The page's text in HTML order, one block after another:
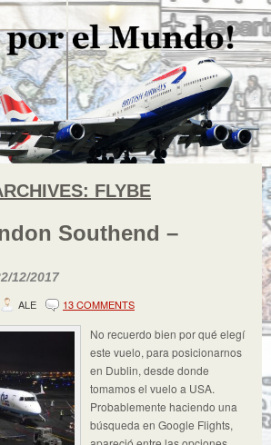
FLYBE
Southend –
12/2017
ALE 13 COMMENTS
No recuerdo bien por qué elegí
este vuelo, para posicionarnos
en Dublin, desde donde
tomamos el vuelo a USA.
Probablemente haciendo una
búsqueda en Google Flights,